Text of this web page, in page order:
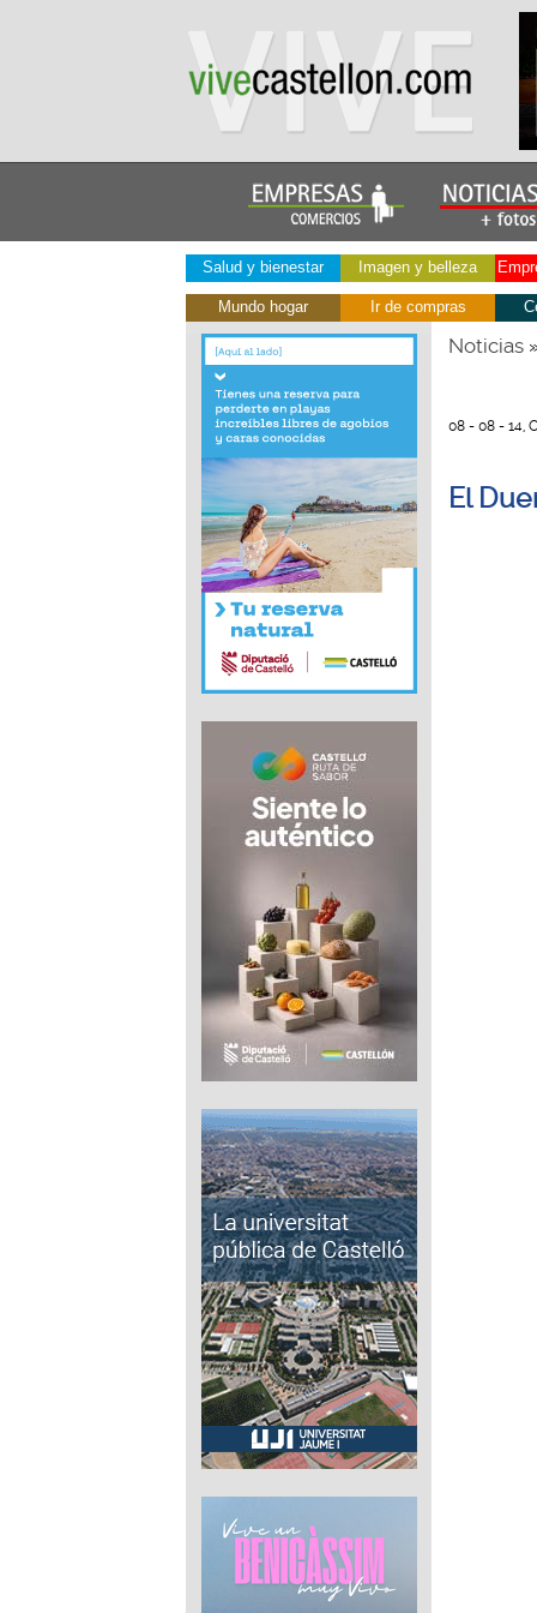
Salud y bienestar Imagen y belleza
Mundo hogar Ir de compras
Noticias
08 - 08 - 14,
El